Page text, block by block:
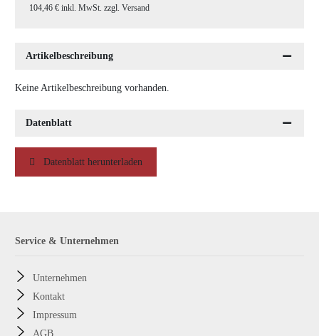
104,46 € inkl. MwSt. zzgl. Versand
Artikelbeschreibung
Keine Artikelbeschreibung vorhanden.
Datenblatt
Datenblatt herunterladen
Service & Unternehmen
Unternehmen
Kontakt
Impressum
AGB